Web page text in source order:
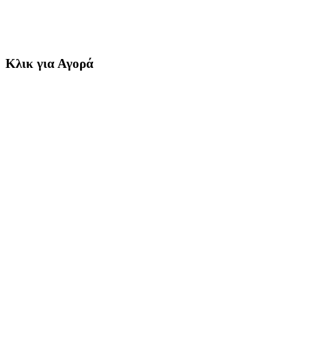
Κλικ για Αγορά